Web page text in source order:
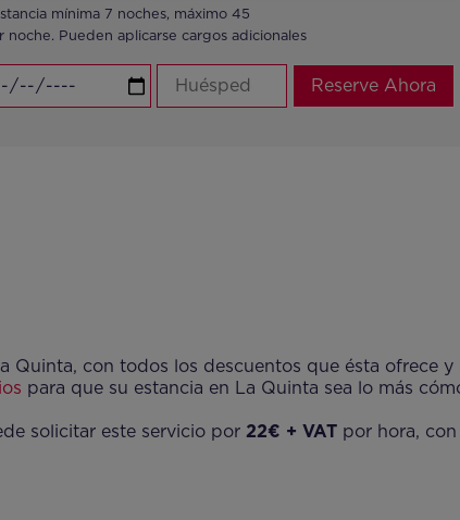
mínima 7 noches, máximo 45
noche. Pueden aplicarse cargos adicionales
Reserve Ahora
Quinta, con todos los descuentos que ésta ofrece
para que su estancia en La Quinta sea lo más
solicitar este servicio por 22€ + VATpor hora, con